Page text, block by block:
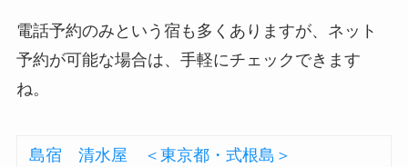
電話予約のみという宿も多くありますが、ネット
予約が可能な場合は、手軽にチェックできます
ね。
島宿 清水屋 ＜東京都・式根島＞